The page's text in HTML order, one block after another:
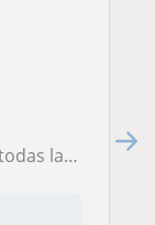
de estudio.ELE